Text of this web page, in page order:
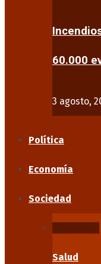
60.000
3 agosto,
Política
Economía
Sociedad
Salud